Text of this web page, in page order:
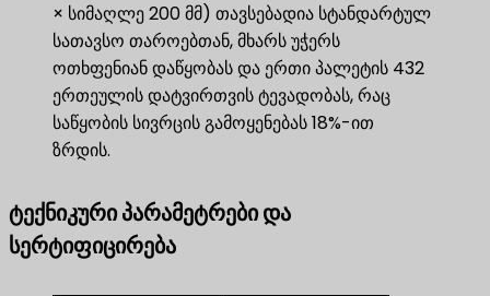
× სიმაღლე 200 მმ) თავსებადია სტანდარტულ
სათავსო თაროებთან, მხარს უჭერს
ოთხფენიან დაწყობას და ერთი პალეტის 432
ერთეულის დატვირთვის ტევადობას, რაც
საწყობის სივრცის გამოყენებას 18%-ით
ზრდის.
ტექნიკური პარამეტრები და
სერტიფიცირება